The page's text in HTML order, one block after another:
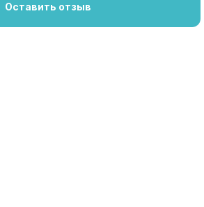
Оставить отзыв